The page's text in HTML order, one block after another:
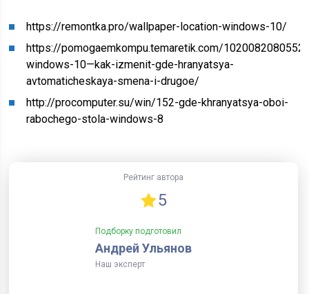
https://remontka.pro/wallpaper-location-windows-10/
https://pomogaemkompu.temaretik.com/
windows-10—kak-izmenit-gde-hranyatsya-
avtomaticheskaya-smena-i-drugoe/
http://procomputer.su/win/152-gde-khranyatsya-oboi-
rabochego-stola-windows-8
Рейтинг автора
5
Подборку подготовил
Андрей Ульянов
Наш эксперт